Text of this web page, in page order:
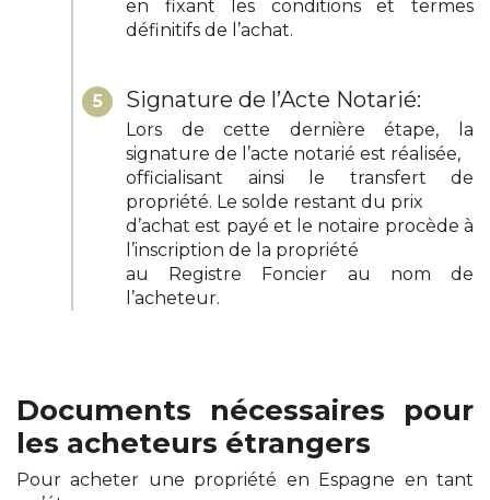
en fixant les conditions et termes
définitifs de l’achat.
5 Signature de l’Acte Notarié:
Lors de cette dernière étape, la
signature de l’acte notarié est réalisée,
officialisant ainsi le transfert de
propriété. Le solde restant du prix
d’achat est payé et le notaire procède à
l’inscription de la propriété
au Registre Foncier au nom de
l’acheteur.
Documents nécessaires pour
les acheteurs étrangers
Pour acheter une propriété en Espagne en tant